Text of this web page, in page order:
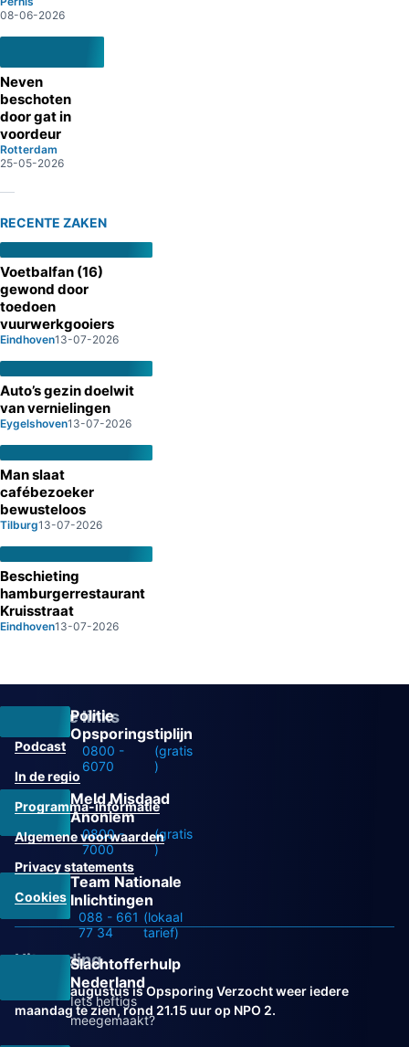
08-06-2026
Neven
beschoten
door gat in
voordeur
Rotterdam
25-05-2026
RECENTE ZAKEN
Voetbalfan (16)
gewond door
toedoen
vuurwerkgooiers
Eindhoven13-07-2026
Auto’s gezin doelwit
van vernielingen
Eygelshoven13-07-2026
Man slaat
cafébezoeker
bewusteloos
Tilburg13-07-2026
Beschieting
hamburgerrestaurant
Kruisstraat
Eindhoven13-07-2026
Politie
Opsporingstiplijn
0800 -
6070
(gratis
)
Meld Misdaad
Anoniem
0800 -
7000
(gratis
)
Team Nationale
Inlichtingen
088 - 661
77 34
(lokaal
tarief)
Slachtofferhulp
Nederland
Iets heftigs
meegemaakt?
Overige links
Podcast
In de regio
Programma-informatie
Algemene voorwaarden
Privacy statements
Cookies
Uitzending
Vanaf 31 augustus is Opsporing Verzocht weer iedere
maandag te zien, rond 21.15 uur op NPO 2.